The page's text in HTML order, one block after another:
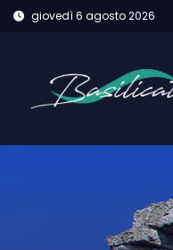
giovedì 6 agosto 2026